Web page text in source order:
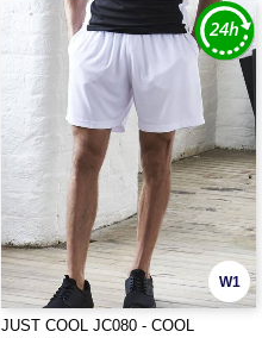
W1
JUST COOL JC080 - COOL